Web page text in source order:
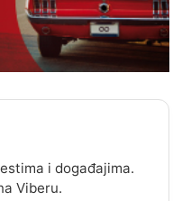
i događajima.
Viberu.